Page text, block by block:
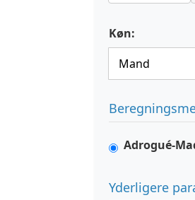
Køn:
Adrogué-
Yderligere